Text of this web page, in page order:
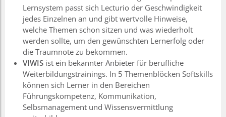
Lernsystem passt sich Lecturio der Geschwindigkeit
jedes Einzelnen an und gibt wertvolle Hinweise,
welche Themen schon sitzen und was wiederholt
werden sollte, um den gewünschten Lernerfolg oder
die Traumnote zu bekommen.
VIWIS ist ein bekannter Anbieter für berufliche
Weiterbildungstrainings. In 5 Themenblöcken Softskills
können sich Lerner in den Bereichen
Führungskompetenz, Kommunikation,
Selbsmanagement und Wissensvermittlung